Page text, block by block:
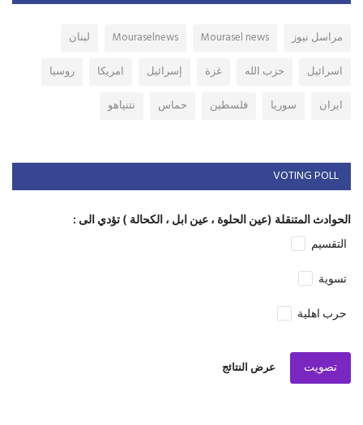
مراسل نيوز Mourasel news
Mouraselnews
لبنان
اسرائيل
حزب الله غزة إسرائيل امريكا
روسيا
ايران
سوريا فلسطين حماس نتنياهو
VOTING POLL
الحوادث المتنقلة (عين الحلوة ، عين ابل ، الكحالة ) تؤدي الى :
التقسيم
تسوية
حرب اهلية
تصويت عرض النتائج